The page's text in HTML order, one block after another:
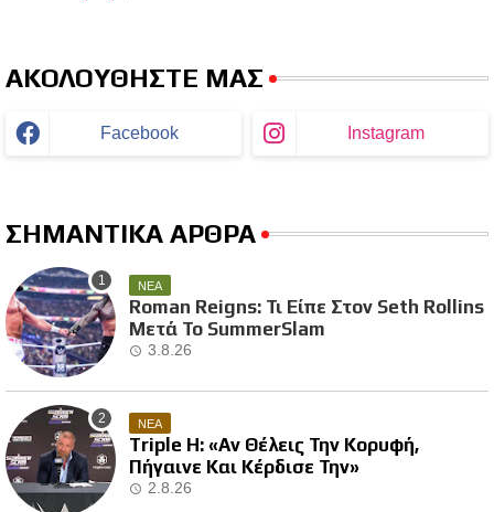
ΑΚΟΛΟΥΘΗΣΤΕ ΜΑΣ
Facebook Instagram
ΣΗΜΑΝΤΙΚΑ ΑΡΘΡΑ
ΝΕΑ
Roman Reigns: Τι Είπε Στον Seth Rollins
Μετά Το SummerSlam
3.8.26
ΝΕΑ
Triple H: «Αν Θέλεις Την Κορυφή,
Πήγαινε Και Κέρδισε Την»
2.8.26